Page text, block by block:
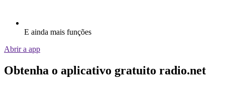
E ainda mais funções
Abrir a app
Obtenha o aplicativo gratuito radio.net